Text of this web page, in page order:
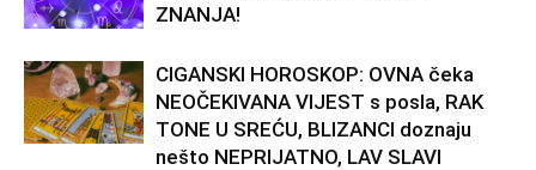
ZNANJA!
CIGANSKI HOROSKOP: OVNA čeka
NEOČEKIVANA VIJEST s posla, RAK
TONE U SREĆU, BLIZANCI doznaju
nešto NEPRIJATNO, LAV SLAVI